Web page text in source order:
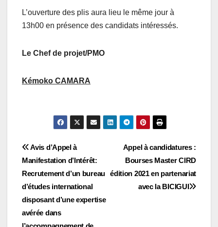
L’ouverture des plis aura lieu le même jour à
13h00 en présence des candidats intéressés.
Le Chef de projet/PMO
Kémoko CAMARA
Navigation
de
l’article
Appel à candidatures :
Bourses Master CIRD
édition 2021 en partenariat
avec la BICIGUI
Avis d’Appel à
Manifestation d’Intérêt:
Recrutement d’un bureau
d’études international
disposant d’une expertise
avérée dans